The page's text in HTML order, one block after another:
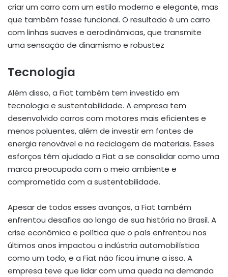
criar um carro com um estilo moderno e elegante, mas
que também fosse funcional. O resultado é um carro
com linhas suaves e aerodinâmicas, que transmite
uma sensação de dinamismo e robustez
Tecnologia
Além disso, a Fiat também tem investido em
tecnologia e sustentabilidade. A empresa tem
desenvolvido carros com motores mais eficientes e
menos poluentes, além de investir em fontes de
energia renovável e na reciclagem de materiais. Esses
esforços têm ajudado a Fiat a se consolidar como uma
marca preocupada com o meio ambiente e
comprometida com a sustentabilidade.
Apesar de todos esses avanços, a Fiat também
enfrentou desafios ao longo de sua história no Brasil. A
crise econômica e política que o país enfrentou nos
últimos anos impactou a indústria automobilística
como um todo, e a Fiat não ficou imune a isso. A
empresa teve que lidar com uma queda na demanda